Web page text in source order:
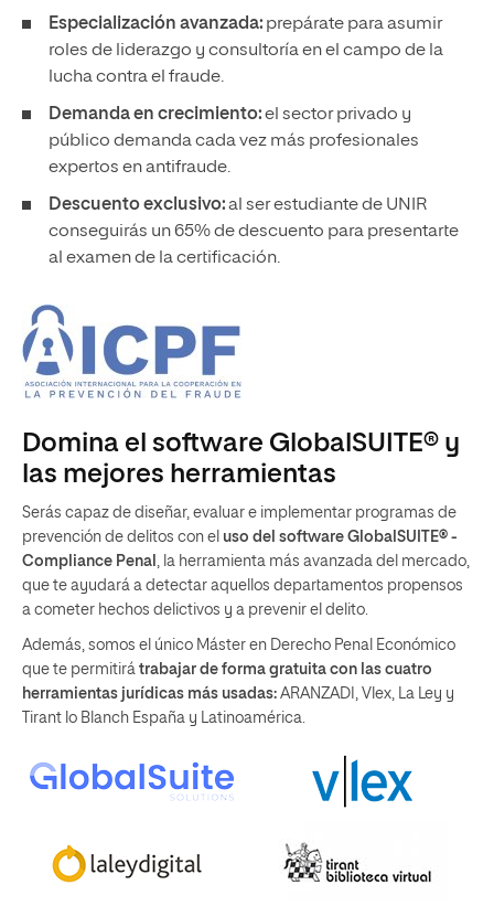
Especialización avanzada: prepárate para asumir
roles de liderazgo y consultoría en el campo de la
lucha contra el fraude.
Demanda en crecimiento:el sector privado y
público demanda cada vez más profesionales
expertos en antifraude.
Descuento exclusivo:al ser estudiante de UNIR
conseguirás un 65% de descuento para presentarte
al examen de la certificación.
Domina el software GlobalSUITE® y
las mejores herramientas
Serás capaz de diseñar, evaluar e implementar programas de
prevención de delitos con el uso del software GlobalSUITE® -
Compliance Penal , la herramienta más avanzada del mercado,
que te ayudará a detectar aquellos departamentos propensos
a cometer hechos delictivos y a prevenir el delito.
Además, somos el único Máster en Derecho Penal Económico
que te permitirá trabajar de forma gratuita con las cuatro
herramientas jurídicas más usadas: ARANZADI, Vlex, La Ley y
Tirant lo Blanch España y Latinoamérica.